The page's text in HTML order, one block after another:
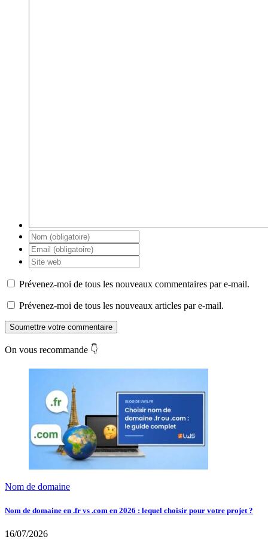
Prévenez-moi de tous les nouveaux commentaires par e-mail.
Prévenez-moi de tous les nouveaux articles par e-mail.
Soumettre votre commentaire
On vous recommande 👇
Nom de domaine
Nom de domaine en .fr vs .com en 2026 : lequel choisir pour votre projet ?
16/07/2026